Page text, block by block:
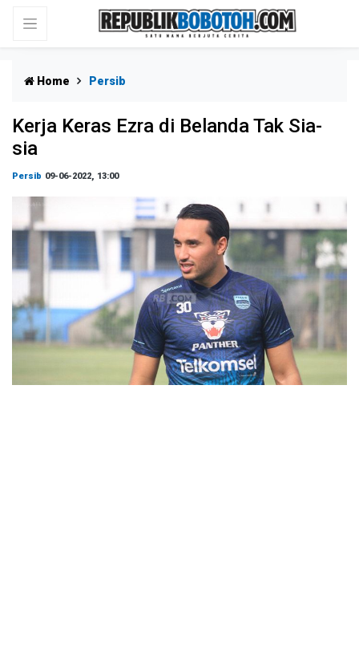
Home Persib
Kerja Keras Ezra di Belanda Tak Sia-
sia
Persib 09-06-2022, 13:00